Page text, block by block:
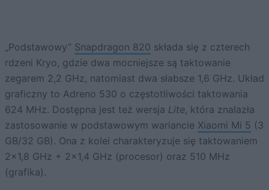
„Podstawowy” Snapdragon 820 składa się z czterech
rdzeni Kryo, gdzie dwa mocniejsze są taktowanie
zegarem 2,2 GHz, natomiast dwa słabsze 1,6 GHz. Układ
graficzny to Adreno 530 o częstotliwości taktowania
624 MHz. Dostępna jest też wersja Lite, która znalazła
zastosowanie w podstawowym wariancie Xiaomi Mi 5 (3
GB/32 GB). Ona z kolei charakteryzuje się taktowaniem
2×1,8 GHz + 2×1,4 GHz (procesor) oraz 510 MHz
(grafika).